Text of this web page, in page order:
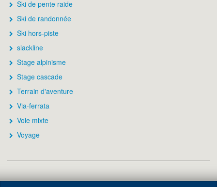
Ski de pente raide
Ski de randonnée
Ski hors-piste
slackline
Stage alpinisme
Stage cascade
Terrain d'aventure
Via-ferrata
Voie mixte
Voyage